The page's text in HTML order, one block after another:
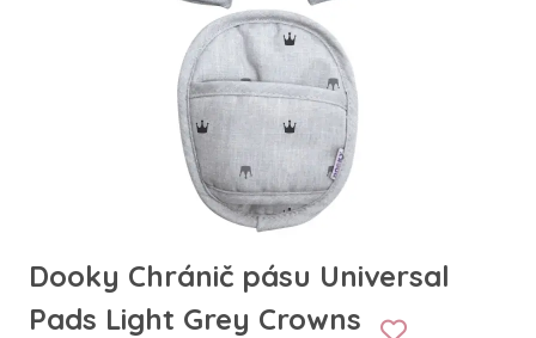
Dooky Chránič pásu Universal
Pads Light Grey Crowns